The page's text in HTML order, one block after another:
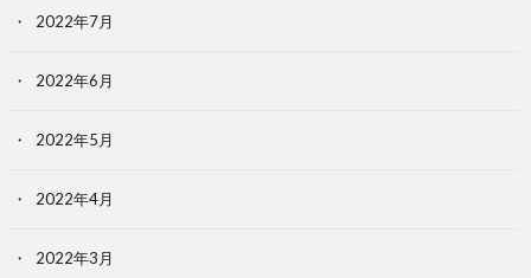
2022年7月
2022年6月
2022年5月
2022年4月
2022年3月